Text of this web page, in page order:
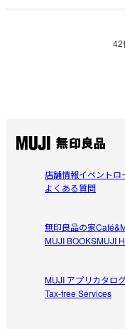
42
店舗情報イベントロ
よくある質問
無印良品の家
MUJI BOOKSMUJI
MUJI アプリカタロ
Tax-free Services